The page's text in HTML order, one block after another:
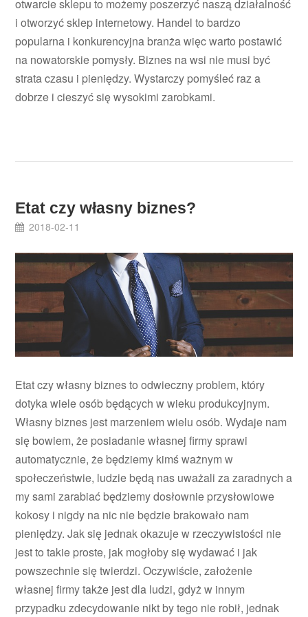
otwarcie sklepu to możemy poszerzyć naszą działalność
i otworzyć sklep internetowy. Handel to bardzo
popularna i konkurencyjna branża więc warto postawić
na nowatorskie pomysły. Biznes na wsi nie musi być
strata czasu i pieniędzy. Wystarczy pomyśleć raz a
dobrze i cieszyć się wysokimi zarobkami.
Etat czy własny biznes?
2018-02-11
Etat czy własny biznes to odwieczny problem, który
dotyka wiele osób będących w wieku produkcyjnym.
Własny biznes jest marzeniem wielu osób. Wydaje nam
się bowiem, że posiadanie własnej firmy sprawi
automatycznie, że będziemy kimś ważnym w
społeczeństwie, ludzie będą nas uważali za zaradnych a
my sami zarabiać będziemy dosłownie przysłowiowe
kokosy i nigdy na nic nie będzie brakowało nam
pieniędzy. Jak się jednak okazuje w rzeczywistości nie
jest to takie proste, jak mogłoby się wydawać i jak
powszechnie się twierdzi. Oczywiście, założenie
własnej firmy także jest dla ludzi, gdyż w innym
przypadku zdecydowanie nikt by tego nie robił, jednak